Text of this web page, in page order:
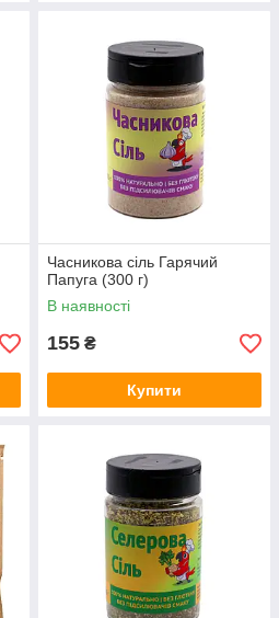
Часникова сіль Гарячий
Папуга (300 г)
В наявності
155 ₴
Купити